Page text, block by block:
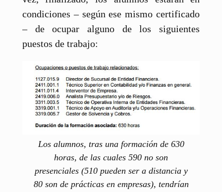
condiciones – según ese mismo certificado
– de ocupar alguno de los siguientes
puestos de trabajo:
Los alumnos, tras una formación de 630
horas, de las cuales 590 no son
presenciales (510 pueden ser a distancia y
80 son de prácticas en empresas), tendrían